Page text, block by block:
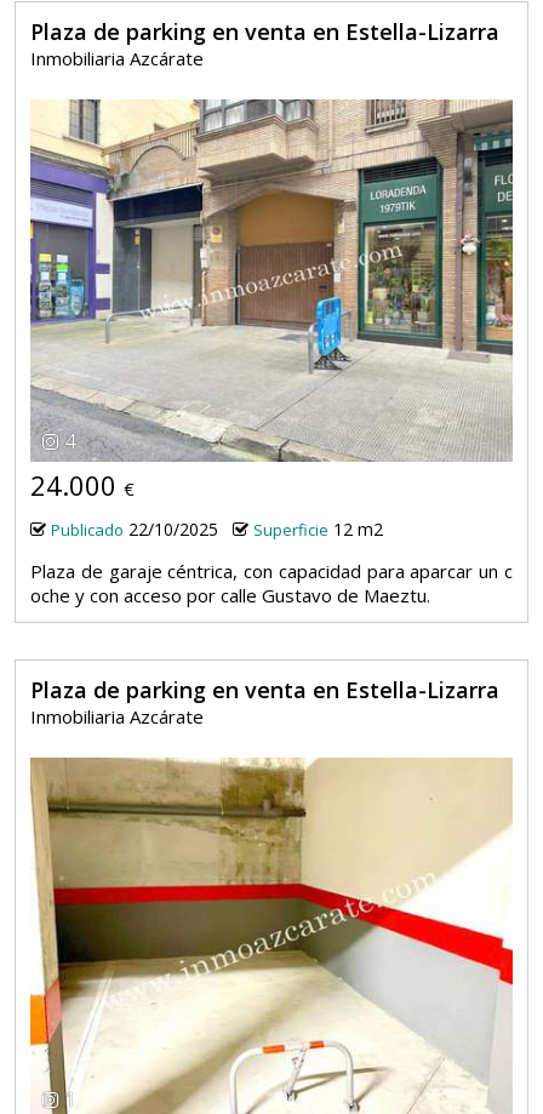
Plaza de parking en venta en Estella-Lizarra
Inmobiliaria Azcárate
4
24.000 €
Publicado 22/10/2025 Superficie 12 m2
Plaza de garaje céntrica, con capacidad para aparcar un c
oche y con acceso por calle Gustavo de Maeztu.
Plaza de parking en venta en Estella-Lizarra
Inmobiliaria Azcárate
1